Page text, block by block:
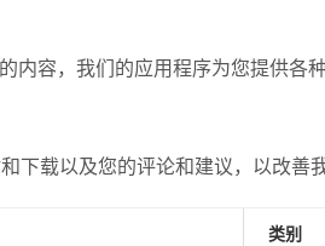
内容，我们的应用程序为您提供各
下载以及您的评论和建议，以改善
类别